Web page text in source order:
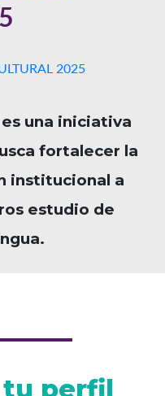
una iniciativa
fortalecer la
institucional a
estudio de
tu perfil